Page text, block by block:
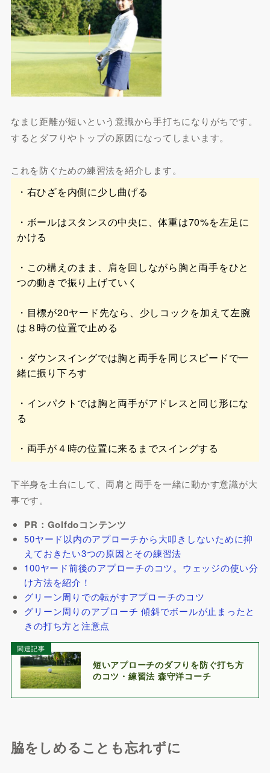
なまじ距離が短いという意識から手打ちになりがちです。
するとダフりやトップの原因になってしまいます。
これを防ぐための練習法を紹介します。
・右ひざを内側に少し曲げる
・ボールはスタンスの中央に、体重は70%を左足に
かける
・この構えのまま、肩を回しながら胸と両手をひと
つの動きで振り上げていく
・目標が20ヤード先なら、少しコックを加えて左腕
は８時の位置で止める
・ダウンスイングでは胸と両手を同じスピードで一
緒に振り下ろす
・インパクトでは胸と両手がアドレスと同じ形にな
る
・両手が４時の位置に来るまでスイングする
下半身を土台にして、両肩と両手を一緒に動かす意識が大
事です。
PR：Golfdoコンテンツ
50ヤード以内のアプローチから大叩きしないために抑
えておきたい3つの原因とその練習法
100ヤード前後のアプローチのコツ。ウェッジの使い分
け方法を紹介！
グリーン周りでの転がすアプローチのコツ
グリーン周りのアプローチ 傾斜でボールが止まったと
きの打ち方と注意点
関連記事
短いアプローチのダフりを防ぐ打ち方
のコツ・練習法 森守洋コーチ
脇をしめることも忘れずに